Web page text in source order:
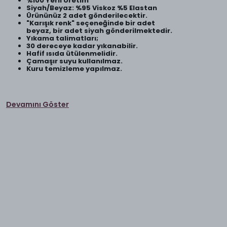
Siyah/Beyaz: %95 Viskoz %5 Elastan
Ürününüz 2 adet gönderilecektir.
"Karışık renk" seçeneğinde bir adet
beyaz, bir adet siyah gönderilmektedir.
Yıkama talimatları;
30 dereceye kadar yıkanabilir.
Hafif ısıda ütülenmelidir.
Çamaşır suyu kullanılmaz.
Kuru temizleme yapılmaz.
Devamını Göster